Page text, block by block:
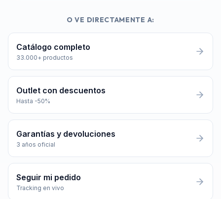
O VE DIRECTAMENTE A:
Catálogo completo
33.000+ productos
Outlet con descuentos
Hasta -50%
Garantías y devoluciones
3 años oficial
Seguir mi pedido
Tracking en vivo